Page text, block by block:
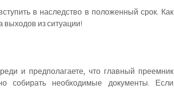
в наследство в положенный срок. Как
выходов из ситуации!
и предполагаете, что главный преемник
собирать необходимые документы. Если